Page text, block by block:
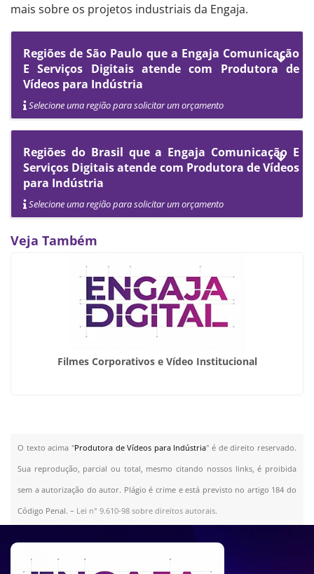
mais sobre os projetos industriais da Engaja.
Regiões de São Paulo que a Engaja Comunicação
E Serviços Digitais atende com Produtora de
Vídeos para Indústria
Selecione uma região para solicitar um orçamento
Regiões do Brasil que a Engaja Comunicação E
Serviços Digitais atende com Produtora de Vídeos
para Indústria
Selecione uma região para solicitar um orçamento
Veja Também
Filmes Corporativos e Vídeo Institucional
O texto acima "Produtora de Vídeos para Indústria" é de direito reservado.
Sua reprodução, parcial ou total, mesmo citando nossos links, é proibida
sem a autorização do autor. Plágio é crime e está previsto no artigo 184 do
Código Penal. – Lei n° 9.610-98 sobre direitos autorais.